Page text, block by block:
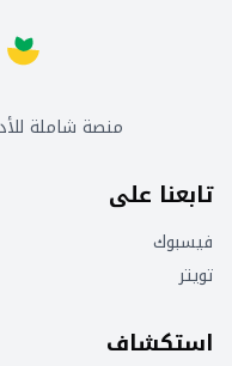
منصة شاملة
تابعنا على
فيسبوك
تويتر
استكشاف